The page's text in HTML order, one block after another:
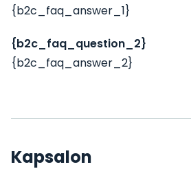
{b2c_faq_answer_1}
{b2c_faq_question_2}
{b2c_faq_answer_2}
Kapsalon